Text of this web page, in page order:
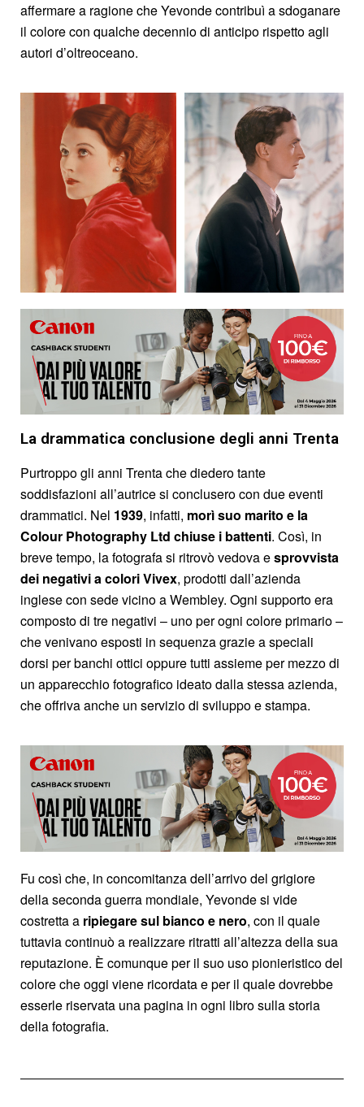
affermare a ragione che Yevonde contribuì a sdoganare
il colore con qualche decennio di anticipo rispetto agli
autori d’oltreoceano.
La drammatica conclusione degli anni Trenta
Purtroppo gli anni Trenta che diedero tante
soddisfazioni all’autrice si conclusero con due eventi
drammatici. Nel 1939, infatti, morì suo marito e la
Colour Photography Ltd chiuse i battenti. Così, in
breve tempo, la fotografa si ritrovò vedova esprovvista
dei negativi a colori Vivex, prodotti dall’azienda
inglese con sede vicino a Wembley. Ogni supporto era
composto di tre negativi – uno per ogni colore primario –
che venivano esposti in sequenza grazie a speciali
dorsi per banchi ottici oppure tutti assieme per mezzo di
un apparecchio fotografico ideato dalla stessa azienda,
che offriva anche un servizio di sviluppo e stampa.
Fu così che, in concomitanza dell’arrivo del grigiore
della seconda guerra mondiale, Yevonde si vide
costretta a ripiegare sul bianco e nero, con il quale
tuttavia continuò a realizzare ritratti all’altezza della sua
reputazione. È comunque per il suo uso pionieristico del
colore che oggi viene ricordata e per il quale dovrebbe
esserle riservata una pagina in ogni libro sulla storia
della fotografia.